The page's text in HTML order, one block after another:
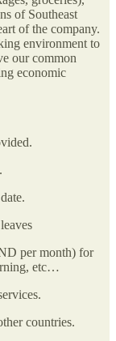
of Southeast
of the company.
environment to
our common
economic
per month) for
etc…
countries.